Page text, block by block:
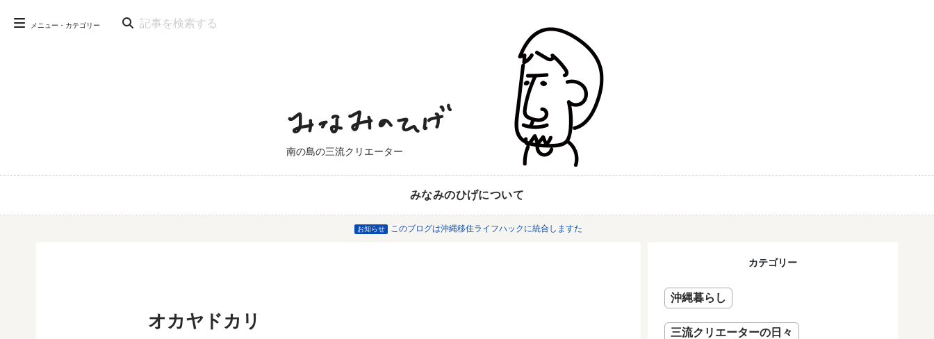
南の島の三流クリエーター
メニュー・カテゴリー
みなみのひげについて
お知らせ このブログは沖縄移住ライフハックに統合しますた
オカヤドカリ
カテゴリー
沖縄暮らし
三流クリエーターの日々